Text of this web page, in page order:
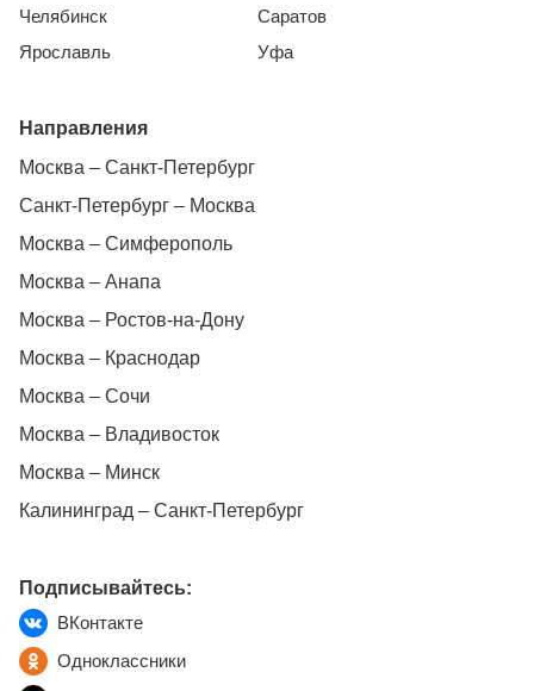
Челябинск
Ярославль
Саратов
Уфа
Направления
Москва – Санкт-Петербург
Санкт-Петербург – Москва
Москва – Симферополь
Москва – Анапа
Москва – Ростов-на-Дону
Москва – Краснодар
Москва – Сочи
Москва – Владивосток
Москва – Минск
Калининград – Санкт-Петербург
Подписывайтесь:
ВКонтакте
Одноклассники